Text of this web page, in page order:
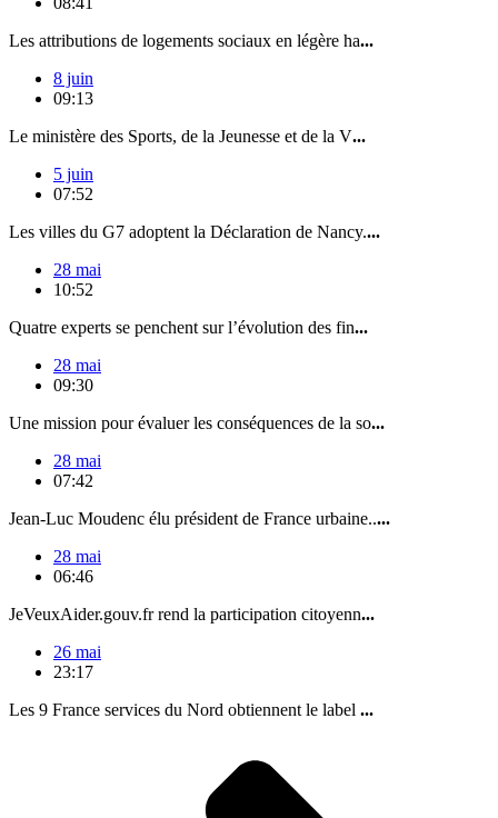
Les attributions de logements sociaux en légère ha...
8 juin
09:13
Le ministère des Sports, de la Jeunesse et de la V...
5 juin
07:52
Les villes du G7 adoptent la Déclaration de Nancy....
28 mai
10:52
Quatre experts se penchent sur l’évolution des fin...
28 mai
09:30
Une mission pour évaluer les conséquences de la so...
28 mai
07:42
Jean-Luc Moudenc élu président de France urbaine.....
28 mai
06:46
JeVeuxAider.gouv.fr rend la participation citoyenn...
26 mai
23:17
Les 9 France services du Nord obtiennent le label ...